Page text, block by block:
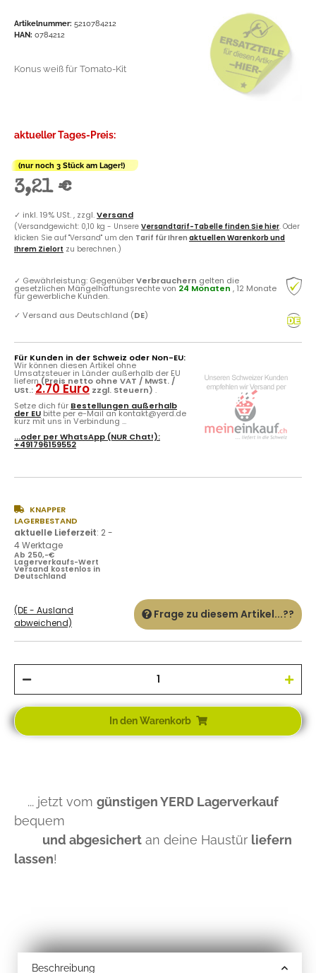
Artikelnummer: 5210784212
HAN: 0784212
Konus weiß für Tomato-Kit
aktueller Tages-Preis:
(nur noch 3 Stück am Lager!)
3,21 €
✓ inkl. 19% USt. , zzgl.Versand
(Versandgewicht: 0,10 kg - Unsere Versandtarif-Tabelle finden Sie hier. Oder
klicken Sie auf "Versand" um den Tarif für Ihren aktuellen Warenkorb und
Ihrem Zielort zu berechnen.)
✓ Gewährleistung: GegenüberVerbrauchern gelten die
gesetzlichen Mängelhaftungsrechte von 24 Monaten , 12 Monate
für gewerbliche Kunden.
✓ Versand aus Deutschland (DE)
Für Kunden in der Schweiz oder Non-EU:
Wir können diesen Artikel ohne
Umsatzsteuer in Länder außerhalb der EU
liefern (Preis netto ohne VAT / MwSt. /
USt.: 2.70 Euro zzgl. Steuern) .
Setze dich für Bestellungen außerhalb
der EU bitte per e-Mail an kontakt@yerd.de
kurz mit uns in Verbindung ...
...oder perWhatsApp (NUR Chat!):
+491796159552
KNAPPER
LAGERBESTAND
aktuelle Lieferzeit: 2 -
4 Werktage
Ab 250,-€
Lagerverkaufs-Wert
Versand kostenlos in
Deutschland
(DE - Ausland
abweichend)
Frage zu diesem Artikel...??
In den Warenkorb
... jetzt vom günstigen YERD Lagerverkauf
bequem
und abgesichert an deine Haustür liefern
lassen!
Beschreibung